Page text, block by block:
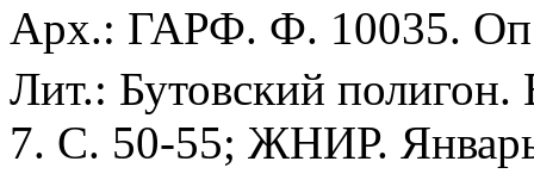
Арх.: ГАРФ. Ф. 10035.
Лит.: Бутовский
7. С. 50-55; ЖНИР.